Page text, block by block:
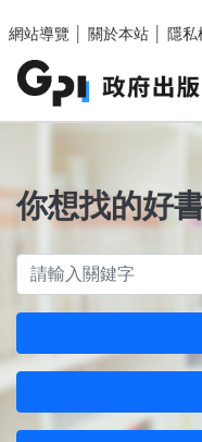
網站導覽
關於本站 隱私
你想找的好